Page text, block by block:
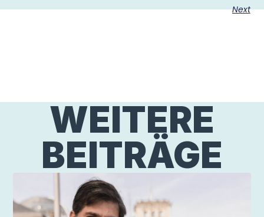
Next
WEITERE
BEITRÄGE